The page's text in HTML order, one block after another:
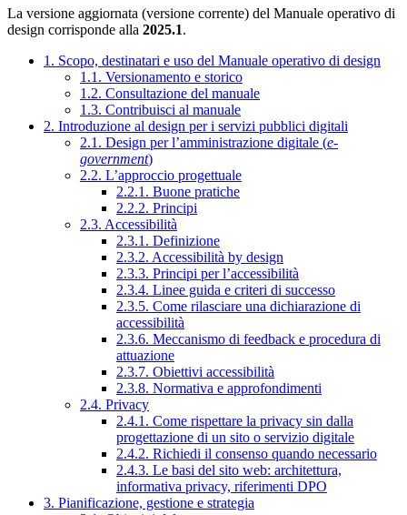
La versione aggiornata (versione corrente) del Manuale operativo di
design corrisponde alla 2025.1.
1. Scopo, destinatari e uso del Manuale operativo di design
1.1. Versionamento e storico
1.2. Consultazione del manuale
1.3. Contribuisci al manuale
2. Introduzione al design per i servizi pubblici digitali
2.1. Design per l’amministrazione digitale (e-
government)
2.2. L’approccio progettuale
2.2.1. Buone pratiche
2.2.2. Principi
2.3. Accessibilità
2.3.1. Definizione
2.3.2. Accessibilità by design
2.3.3. Principi per l’accessibilità
2.3.4. Linee guida e criteri di successo
2.3.5. Come rilasciare una dichiarazione di
accessibilità
2.3.6. Meccanismo di feedback e procedura di
attuazione
2.3.7. Obiettivi accessibilità
2.3.8. Normativa e approfondimenti
2.4. Privacy
2.4.1. Come rispettare la privacy sin dalla
progettazione di un sito o servizio digitale
2.4.2. Richiedi il consenso quando necessario
2.4.3. Le basi del sito web: architettura,
informativa privacy, riferimenti DPO
3. Pianificazione, gestione e strategia